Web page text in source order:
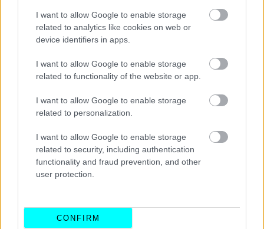
I want to allow Google to enable storage
related to analytics like cookies on web or
device identifiers in apps.
I want to allow Google to enable storage
related to functionality of the website or app.
I want to allow Google to enable storage
related to personalization.
I want to allow Google to enable storage
related to security, including authentication
functionality and fraud prevention, and other
user protection.
CONFIRM
Παράλληλα, η γκάμα θα περιλαμβάνει και
προκειμένου να καλυφθεί έναευρύ φάσμα αναγκών. Η
απουσία diesel επιλογής